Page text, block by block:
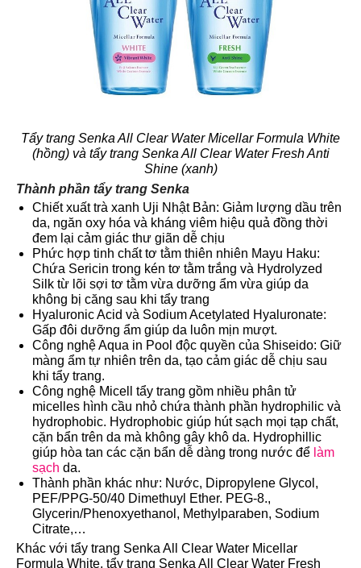
Tẩy trang Senka All Clear Water Micellar Formula White
(hồng) và tẩy trang Senka All Clear Water Fresh Anti
Shine (xanh)
Thành phần tẩy trang Senka
Chiết xuất trà xanh Uji Nhật Bản: Giảm lượng dầu trên
da, ngăn oxy hóa và kháng viêm hiệu quả đồng thời
đem lại cảm giác thư giãn dễ chịu
Phức hợp tinh chất tơ tằm thiên nhiên Mayu Haku:
Chứa Sericin trong kén tơ tằm trắng và Hydrolyzed
Silk từ lõi sợi tơ tằm vừa dưỡng ẩm vừa giúp da
không bị căng sau khi tẩy trang
Hyaluronic Acid và Sodium Acetylated Hyaluronate:
Gấp đôi dưỡng ẩm giúp da luôn mịn mượt.
Công nghệ Aqua in Pool độc quyền của Shiseido: Giữ
màng ẩm tự nhiên trên da, tạo cảm giác dễ chịu sau
khi tẩy trang.
Công nghệ Micell tẩy trang gồm nhiều phân tử
micelles hình cầu nhỏ chứa thành phần hydrophilic và
hydrophobic. Hydrophobic giúp hút sạch mọi tạp chất,
cặn bẩn trên da mà không gây khô da. Hydrophillic
giúp hòa tan các cặn bẩn dễ dàng trong nước để làm
sạch da.
Thành phần khác như: Nước, Dipropylene Glycol,
PEF/PPG-50/40 Dimethuyl Ether. PEG-8.,
Glycerin/Phenoxyethanol, Methylparaben, Sodium
Citrate,…
Khác với tẩy trang Senka All Clear Water Micellar
Formula White, tẩy trang Senka All Clear Water Fresh